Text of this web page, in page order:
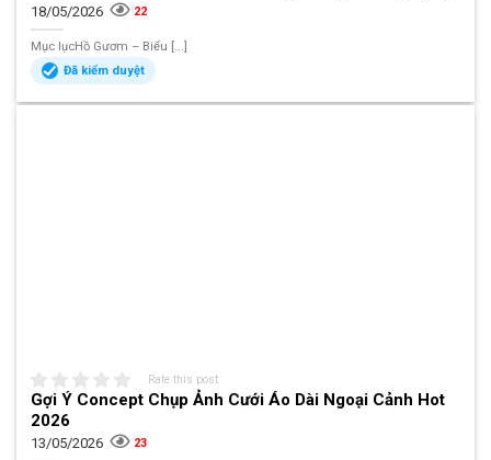
18/05/2026 22
Mục lụcHồ Gươm – Biểu [...]
Đã kiểm duyệt
Rate this post
Gợi Ý Concept Chụp Ảnh Cưới Áo Dài Ngoại Cảnh Hot
2026
13/05/2026 23